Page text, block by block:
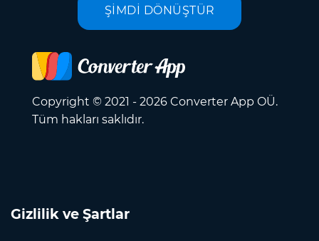
ŞİMDİ DÖNÜŞTÜR
Copyright © 2021 - 2026 Converter App OÜ.
Tüm hakları saklıdır.
Gizlilik ve Şartlar